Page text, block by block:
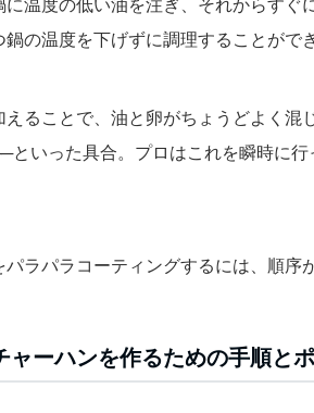
の温度を下げずに調理することがで
えることで、油と卵がちょうどよく混
といった具合。プロはこれを瞬時に
ラパラコーティングするには、順序
ャーハンを作るための手順と